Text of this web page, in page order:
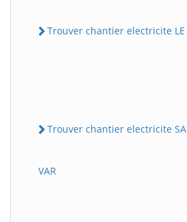
Trouver chantier electricite LE
Trouver chantier electricite
VAR